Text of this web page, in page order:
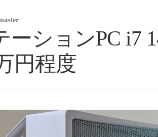
ションPC i7
円程度